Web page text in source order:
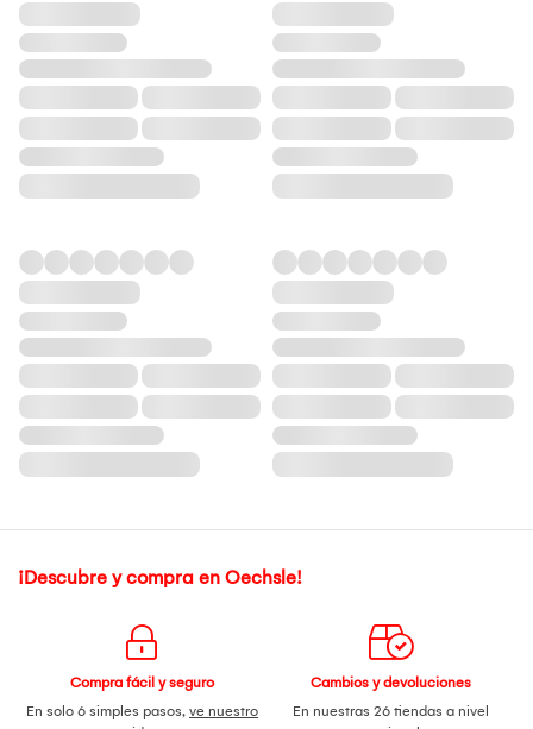
¡Descubre y compra en Oechsle!
Compra fácil y seguro
En solo 6 simples pasos, ve nuestro
Cambios y devoluciones
En nuestras 26 tiendas a nivel